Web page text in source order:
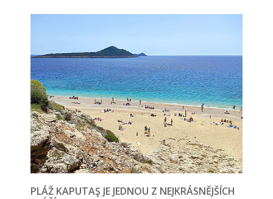
PLÁŽ KAPUTAŞ JE JEDNOU Z NEJKRÁSNĚJŠÍCH